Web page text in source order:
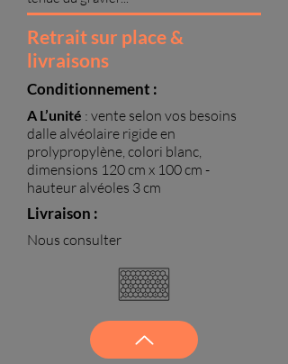
Retrait sur place &
livraisons
Conditionnement :
A L’unité : vente selon vos besoins
dalle alvéolaire rigide en
prolypropylène, colori blanc,
dimensions 120 cm x 100 cm -
hauteur alvéoles 3 cm
Livraison :
Nous consulter